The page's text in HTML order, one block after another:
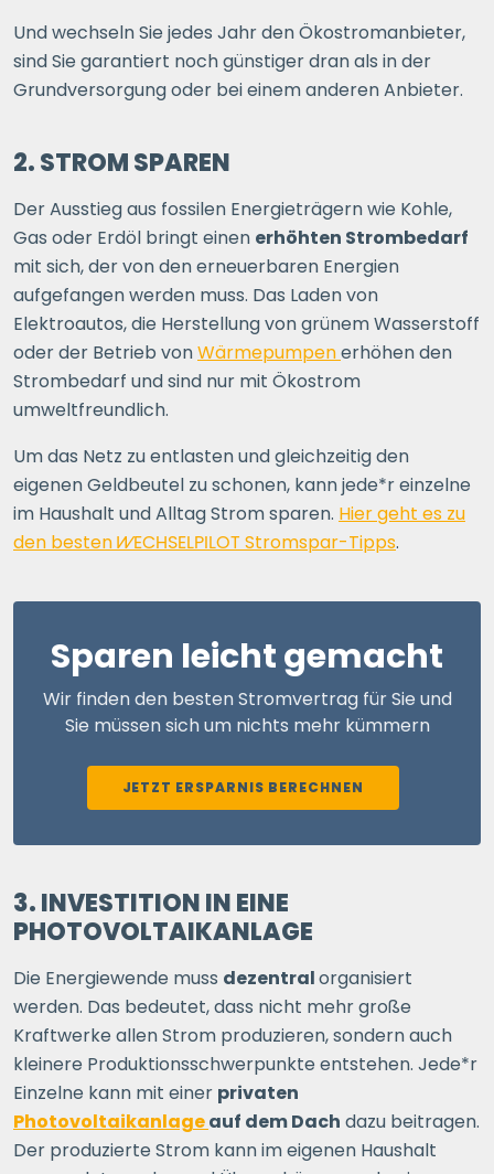
Und wechseln Sie jedes Jahr den Ökostromanbieter,
sind Sie garantiert noch günstiger dran als in der
Grundversorgung oder bei einem anderen Anbieter.
2. STROM SPAREN
Der Ausstieg aus fossilen Energieträgern wie Kohle,
Gas oder Erdöl bringt einen erhöhten Strombedarf
mit sich, der von den erneuerbaren Energien
aufgefangen werden muss. Das Laden von
Elektroautos, die Herstellung von grünem Wasserstoff
oder der Betrieb vonWärmepumpenerhöhen den
Strombedarf und sind nur mit Ökostrom
umweltfreundlich.
Um das Netz zu entlasten und gleichzeitig den
eigenen Geldbeutel zu schonen, kann jede*r einzelne
im Haushalt und Alltag Strom sparen. Hier geht es zu
den bestenWECHSELPILOT Stromspar-Tipps.
Sparen leicht gemacht
Wir finden den besten Stromvertrag für Sie und
Sie müssen sich um nichts mehr kümmern
JETZT ERSPARNIS BERECHNEN
3. INVESTITION IN EINE
PHOTOVOLTAIKANLAGE
Die Energiewende muss dezentralorganisiert
werden. Das bedeutet, dass nicht mehr große
Kraftwerke allen Strom produzieren, sondern auch
kleinere Produktionsschwerpunkte entstehen. Jede*r
Einzelne kann mit einer privaten
Photovoltaikanlageauf dem Dach dazu beitragen.
Der produzierte Strom kann im eigenen Haushalt